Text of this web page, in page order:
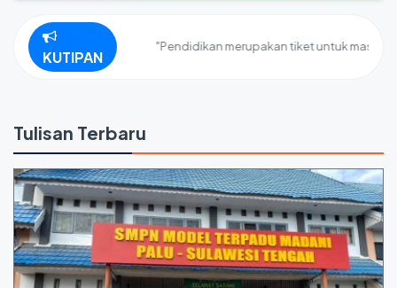
KUTIPAN
"Pendidikan merupakan tiket untuk masa
Tulisan Terbaru